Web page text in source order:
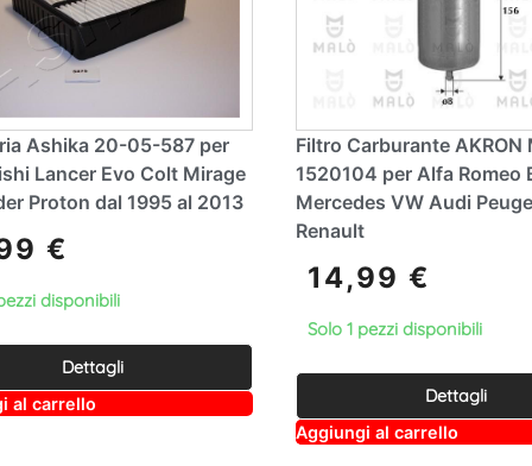
Ashika 20-05-587 per
Lancer Evo Colt Mirage
Proton dal 1995 al 2013
€
disponibili
Dettagli
al carrello
lt
Filtro Carburante AKRON
1520104 per Alfa Romeo
Mercedes VW Audi
Renault
14,99 €
Solo 1 pezzi disponibili
Dettagli
Aggiungi al carrello
lt